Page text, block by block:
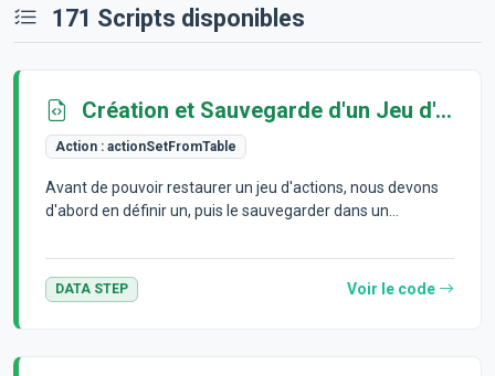
171 Scripts disponibles
Création et Sauvegarde d'un Jeu d'Actions Personnalisé
Action : actionSetFromTable
Avant de pouvoir restaurer un jeu d'actions, nous devons
d'abord en définir un, puis le sauvegarder dans un...
DATA STEP Voir le code